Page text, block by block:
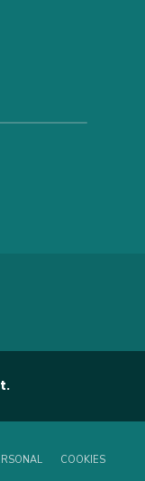
COOKIES